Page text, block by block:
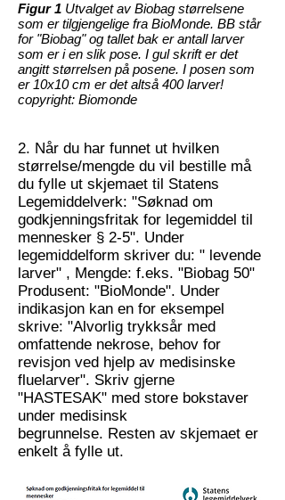
Figur 1 Utvalget av Biobag størrelsene
som er tilgjengelige fra BioMonde. BB står
for "Biobag" og tallet bak er antall larver
som er i en slik pose. I gul skrift er det
angitt størrelsen på posene. I posen som
er 10x10 cm er det altså 400 larver!
copyright: Biomonde
2. Når du har funnet ut hvilken
størrelse/mengde du vil bestille må
du fylle ut skjemaet til Statens
Legemiddelverk: "Søknad om
godkjenningsfritak for legemiddel til
mennesker § 2-5". Under
legemiddelform skriver du: " levende
larver" , Mengde: f.eks. "Biobag 50"
Produsent: "BioMonde". Under
indikasjon kan en for eksempel
skrive: "Alvorlig trykksår med
omfattende nekrose, behov for
revisjon ved hjelp av medisinske
fluelarver". Skriv gjerne
"HASTESAK" med store bokstaver
under medisinsk
begrunnelse. Resten av skjemaet er
enkelt å fylle ut.